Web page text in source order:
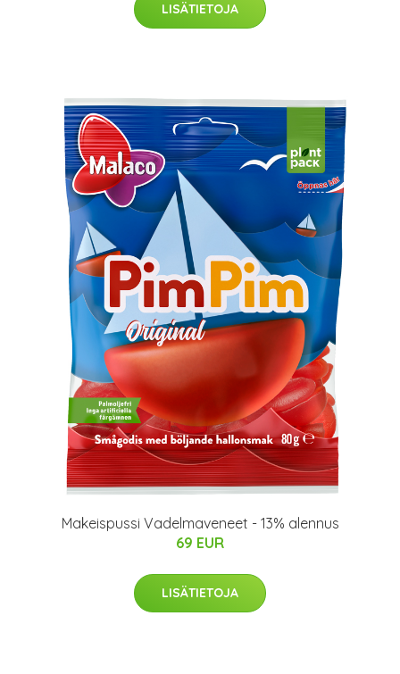
LISÄTIETOJA
Makeispussi Vadelmaveneet - 13% alennus
69 EUR
LISÄTIETOJA